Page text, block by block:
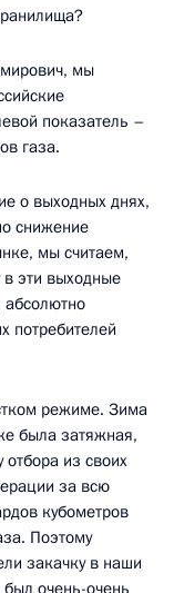
мы
показатель –
газа.
о выходных днях,
снижение
мы считаем,
в эти выходные
абсолютно
потребителей
режиме. Зима
была затяжная,
отбора из своих
за всю
кубометров
Поэтому
закачку в наши
очень-очень